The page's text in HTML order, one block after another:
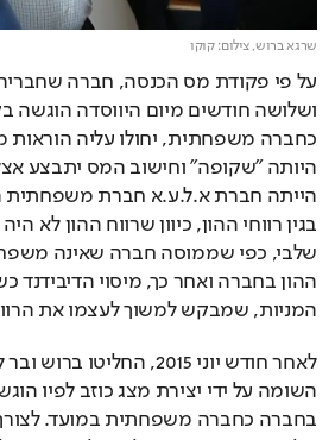
שרגא ברוש,צילום: קוקו
המניות, שמבקש למשוך לעצמו את הרווח.